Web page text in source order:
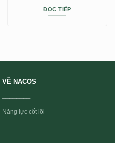
ĐỌC TIẾP
VỀ NACOS
Năng lực cốt lõi